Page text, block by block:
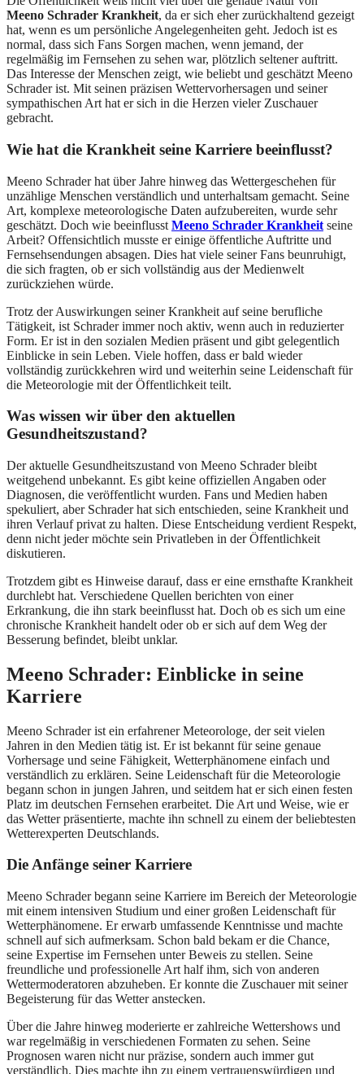
Meeno Schrader Krankheit, da er sich eher zurückhaltend gezeigt
hat, wenn es um persönliche Angelegenheiten geht. Jedoch ist es
normal, dass sich Fans Sorgen machen, wenn jemand, der
regelmäßig im Fernsehen zu sehen war, plötzlich seltener auftritt.
Das Interesse der Menschen zeigt, wie beliebt und geschätzt Meeno
Schrader ist. Mit seinen präzisen Wettervorhersagen und seiner
sympathischen Art hat er sich in die Herzen vieler Zuschauer
gebracht.
Wie hat die Krankheit seine Karriere beeinflusst?
Meeno Schrader hat über Jahre hinweg das Wettergeschehen für
unzählige Menschen verständlich und unterhaltsam gemacht. Seine
Art, komplexe meteorologische Daten aufzubereiten, wurde sehr
geschätzt. Doch wie beeinflusst Meeno Schrader Krankheit seine
Arbeit? Offensichtlich musste er einige öffentliche Auftritte und
Fernsehsendungen absagen. Dies hat viele seiner Fans beunruhigt,
die sich fragten, ob er sich vollständig aus der Medienwelt
zurückziehen würde.
Trotz der Auswirkungen seiner Krankheit auf seine berufliche
Tätigkeit, ist Schrader immer noch aktiv, wenn auch in reduzierter
Form. Er ist in den sozialen Medien präsent und gibt gelegentlich
Einblicke in sein Leben. Viele hoffen, dass er bald wieder
vollständig zurückkehren wird und weiterhin seine Leidenschaft für
die Meteorologie mit der Öffentlichkeit teilt.
Was wissen wir über den aktuellen
Gesundheitszustand?
Der aktuelle Gesundheitszustand von Meeno Schrader bleibt
weitgehend unbekannt. Es gibt keine offiziellen Angaben oder
Diagnosen, die veröffentlicht wurden. Fans und Medien haben
spekuliert, aber Schrader hat sich entschieden, seine Krankheit und
ihren Verlauf privat zu halten. Diese Entscheidung verdient Respekt,
denn nicht jeder möchte sein Privatleben in der Öffentlichkeit
diskutieren.
Trotzdem gibt es Hinweise darauf, dass er eine ernsthafte Krankheit
durchlebt hat. Verschiedene Quellen berichten von einer
Erkrankung, die ihn stark beeinflusst hat. Doch ob es sich um eine
chronische Krankheit handelt oder ob er sich auf dem Weg der
Besserung befindet, bleibt unklar.
Meeno Schrader: Einblicke in seine
Karriere
Meeno Schrader ist ein erfahrener Meteorologe, der seit vielen
Jahren in den Medien tätig ist. Er ist bekannt für seine genaue
Vorhersage und seine Fähigkeit, Wetterphänomene einfach und
verständlich zu erklären. Seine Leidenschaft für die Meteorologie
begann schon in jungen Jahren, und seitdem hat er sich einen festen
Platz im deutschen Fernsehen erarbeitet. Die Art und Weise, wie er
das Wetter präsentierte, machte ihn schnell zu einem der beliebtesten
Wetterexperten Deutschlands.
Die Anfänge seiner Karriere
Meeno Schrader begann seine Karriere im Bereich der Meteorologie
mit einem intensiven Studium und einer großen Leidenschaft für
Wetterphänomene. Er erwarb umfassende Kenntnisse und machte
schnell auf sich aufmerksam. Schon bald bekam er die Chance,
seine Expertise im Fernsehen unter Beweis zu stellen. Seine
freundliche und professionelle Art half ihm, sich von anderen
Wettermoderatoren abzuheben. Er konnte die Zuschauer mit seiner
Begeisterung für das Wetter anstecken.
Über die Jahre hinweg moderierte er zahlreiche Wettershows und
war regelmäßig in verschiedenen Formaten zu sehen. Seine
Prognosen waren nicht nur präzise, sondern auch immer gut
verständlich. Dies machte ihn zu einem vertrauenswürdigen und